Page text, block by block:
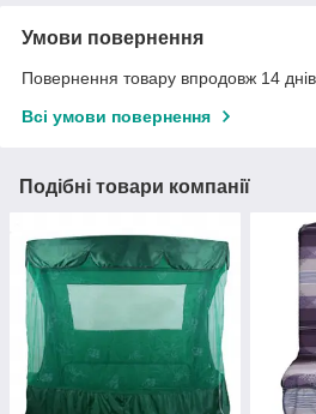
Умови повернення
Повернення товару впродовж 14
Всі умови повернення
Подібні товари компанії